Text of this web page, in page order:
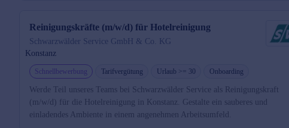
Reinigungskräfte (m/w/d) für Hotelreinigung
Schwarzwälder Service GmbH & Co. KG
Konstanz
Schnellbewerbung Tarifvergütung Urlaub >= 30 Onboarding
Werde Teil unseres Teams bei Schwarzwälder Service als Reinigungskraft
(m/w/d) für die Hotelreinigung in Konstanz. Gestalte ein sauberes und
einladendes Ambiente in einem angenehmen Arbeitsumfeld.